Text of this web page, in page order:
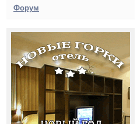
Форум